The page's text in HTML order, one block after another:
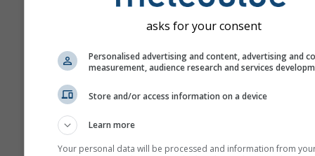
asks for your consent
Personalised advertising and content, advertising and
measurement, audience research and services
Store and/or access information on a device
Learn more
Your personal data will be processed and information from